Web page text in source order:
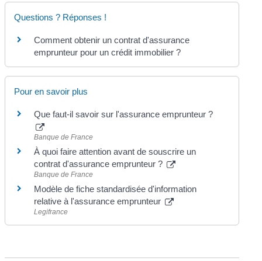
Questions ? Réponses !
Comment obtenir un contrat d'assurance
emprunteur pour un crédit immobilier ?
Pour en savoir plus
Que faut-il savoir sur l'assurance emprunteur ?
Banque de France
À quoi faire attention avant de souscrire un
contrat d'assurance emprunteur ?
Banque de France
Modèle de fiche standardisée d'information
relative à l'assurance emprunteur
Legifrance